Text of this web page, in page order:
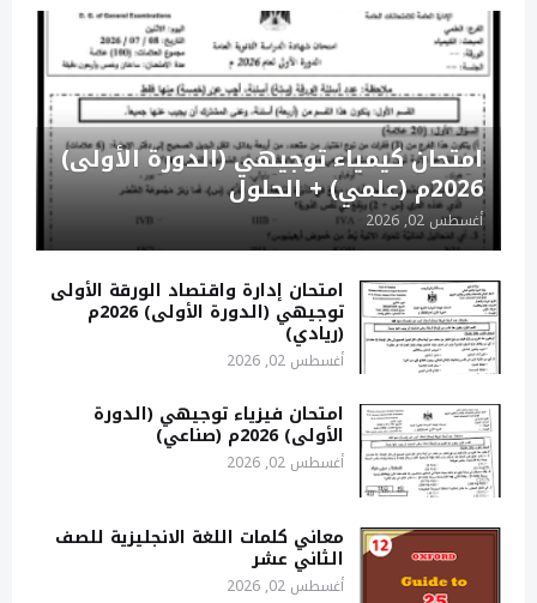
امتحان كيمياء توجيهي (الدورة الأولى)
2026م (علمي) + الحلول
أغسطس 02, 2026
امتحان إدارة واقتصاد الورقة الأولى
توجيهي (الدورة الأولى) 2026م
(ريادي)
أغسطس 02, 2026
امتحان فيزياء توجيهي (الدورة
الأولى) 2026م (صناعي)
أغسطس 02, 2026
معاني كلمات اللغة الانجليزية للصف
الثاني عشر
أغسطس 02, 2026